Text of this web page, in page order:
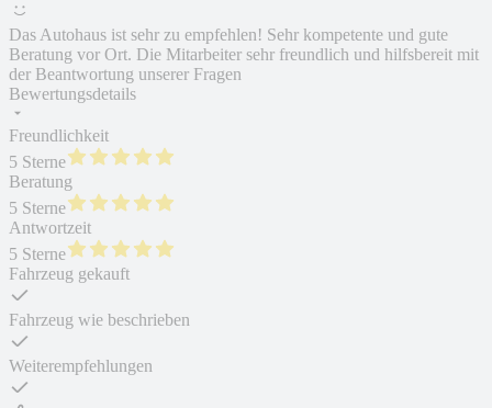
Das Autohaus ist sehr zu empfehlen! Sehr kompetente und gute
Beratung vor Ort. Die Mitarbeiter sehr freundlich und hilfsbereit mit
der Beantwortung unserer Fragen
Bewertungsdetails
Freundlichkeit
5 Sterne
Beratung
5 Sterne
Antwortzeit
5 Sterne
Fahrzeug gekauft
Fahrzeug wie beschrieben
Weiterempfehlungen